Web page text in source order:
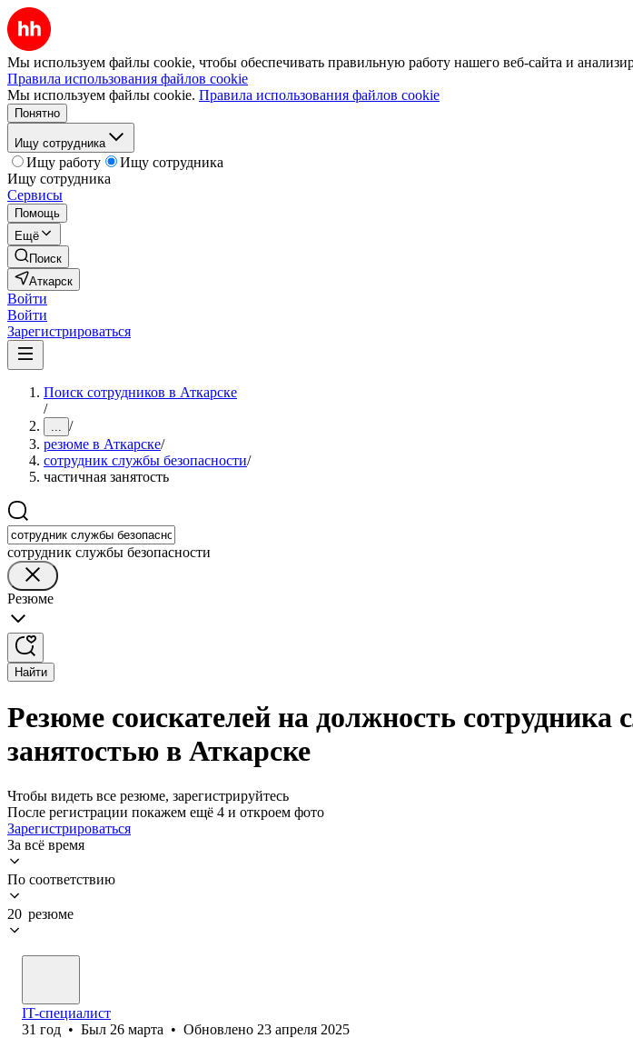
Мы используем файлы cookie, чтобы обеспечивать правильную работу нашего веб-сайта и
Правила использования файлов cookie
Мы используем файлы cookie. Правила использования файлов cookie
Понятно
Ищу сотрудника
Ищу работу
Ищу сотрудника
Ищу сотрудника
Сервисы
Помощь
Ещё
Поиск
Аткарск
Войти
Войти
Зарегистрироваться
Поиск сотрудников в Аткарске
/
... /
резюме в Аткарске/
сотрудник службы безопасности/
частичная занятость
сотрудник службы безопасности
Резюме
Найти
Резюме соискателей на должность сотрудника
занятостью в Аткарске
Чтобы видеть все резюме, зарегистрируйтесь
После регистрации покажем ещё 4 и откроем фото
Зарегистрироваться
За всё время
По соответствию
20 резюме
IT-специалист
31 год • Был 26 марта • Обновлено 23 апреля 2025